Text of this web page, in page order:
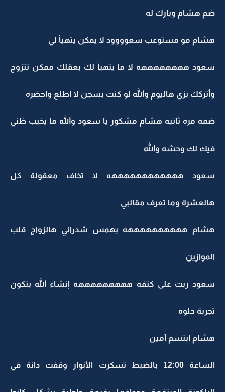
ضم هشام وبارك له
هشام مو مستوعب سعوووود لا يمكن يتهيأ لي
سعود ههههههههه لا ما يتهيأ لك بعقلك ممكن تتزوج
وأتركك بزي هاليوم والله لو كنت بسجن لا اطلع واحضره
ضمه مره ثانيه هشام مشكور يا سعود والله ما يخيب ظني
فيك لك وحشه والله
سعود ههههههههههههه لا تخاف معقولة كل
هالعشرة وما تعرف مقالبي
هشام ههههههههههه بهمس شدراني هالزواج قلب
الموازين
سعود ربت على كتفه هههههههههه إنشاء الله بتكون
تجربة حلوه
هشام ابتسم آمين
الساعة 12:00 بالضبط تسكرت الأنوار وقفت دانة في